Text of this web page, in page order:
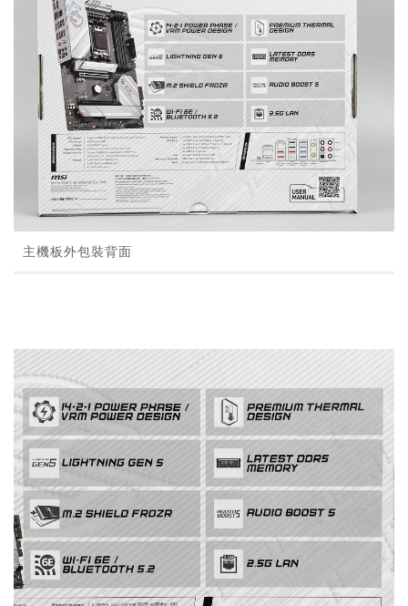
主機板外包裝背面